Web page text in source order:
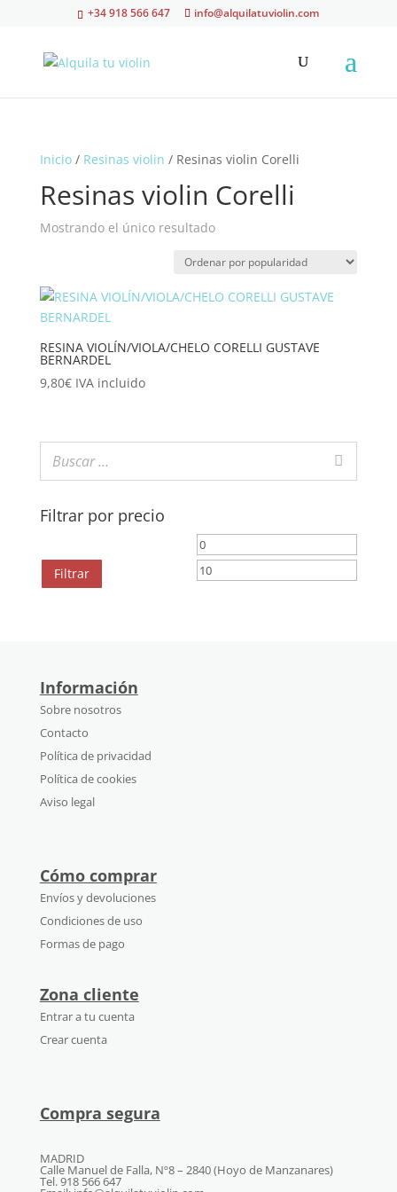
+34 918 566 647 info@alquilatuviolin.com
Inicio/ Resinas violin / Resinas violin Corelli
Resinas violin Corelli
Mostrando el único resultado
RESINA VIOLÍN/VIOLA/CHELO CORELLI GUSTAVE
BERNARDEL
9,80€ IVA incluido
Filtrar por precio
Precio
mínimo
Filtrar
Información
Sobre nosotros
Contacto
Política de privacidad
Política de cookies
Aviso legal
Cómo comprar
Envíos y devoluciones
Condiciones de uso
Formas de pago
Zona cliente
Entrar a tu cuenta
Crear cuenta
Compra segura
MADRID
Calle Manuel de Falla, Nº8 – 2840 (Hoyo de Manzanares)
Tel. 918 566 647